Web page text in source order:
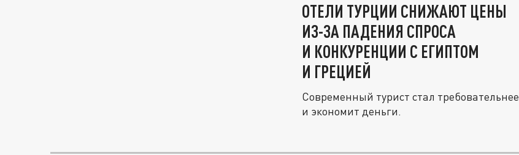
ОТЕЛИ ТУРЦИИ СНИЖАЮТ ЦЕНЫ
ИЗ-ЗА ПАДЕНИЯ СПРОСА
И КОНКУРЕНЦИИ С ЕГИПТОМ
И ГРЕЦИЕЙ
Современный турист стал требовательнее
и экономит деньги.